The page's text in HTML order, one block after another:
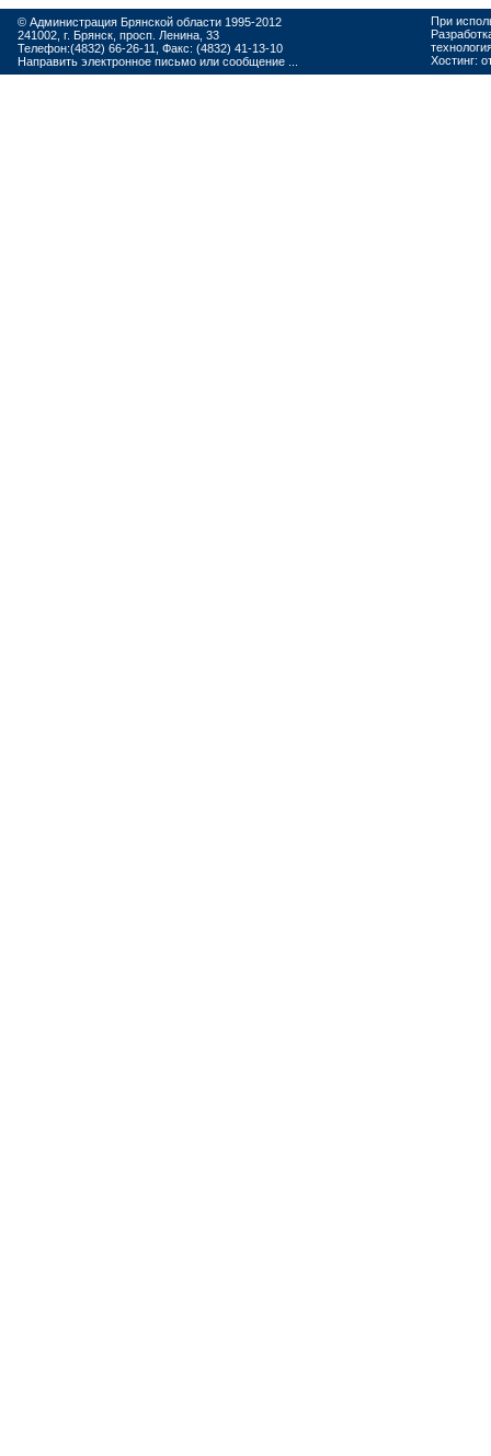
© Администрация Брянской области 1995-2012
241002, г. Брянск, просп. Ленина, 33
Телефон:(4832) 66-26-11, Факс: (4832) 41-13-10
Направить электронное письмо или сообщение ...
При
Хостинг: